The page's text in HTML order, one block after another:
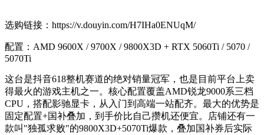
选购链接：https://v.douyin.com/H7IHa0ENUqM/
配置：AMD 9600X / 9700X / 9800X3D + RTX 5060Ti / 5070 /
5070Ti
这台是抖音618整机赛道的绝对销量冠军，也是目前平台上卖
得最火的游戏主机之一。核心配置覆盖AMD锐龙9000系三档
CPU，搭配影驰显卡，从入门到高端一站配齐。最大的优势是
固定配置+国补叠加，到手价比自己攒机还便宜。店铺还有一
款叫"独孤求败"的9800X3D+5070Ti爆款，叠加国补券后实际